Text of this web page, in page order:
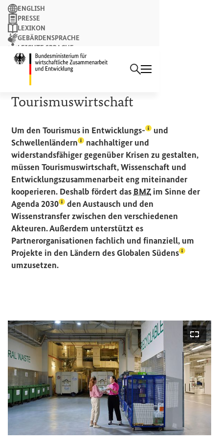
Suchbegriff
Suchen
ENGLISH
PRESSE
LEXIKON
GEBÄRDENSPRACHE
LEICHTE SPRACHE
NEWSLETTER
DEUTSCHES ENGAGEMENT
Zusammenarbeit mit der
Tourismuswirtschaft
Um den Tourismus in Entwicklungs-(Lexikon-Eintrag
und
Schwellenländern(Lexikon-Eintrag zum Begriff
nachhaltiger und
widerstandsfähiger gegenüber Krisen zu gestalten,
müssen Tourismuswirtschaft, Wissenschaft und
Entwicklungszusammenarbeit eng miteinander
kooperieren. Deshalb fördert das BMZ im Sinne der
Agenda 2030(Lexikon-Eintrag zum Begriff aufrufen)
den Austausch und den
Wissenstransfer zwischen den verschiedenen
Akteuren. Außerdem unterstützt es
Partnerorganisationen fachlich und finanziell, um
Projekte in den Ländern des Globalen Südens(Lexikon-
umzusetzen.
öffnen